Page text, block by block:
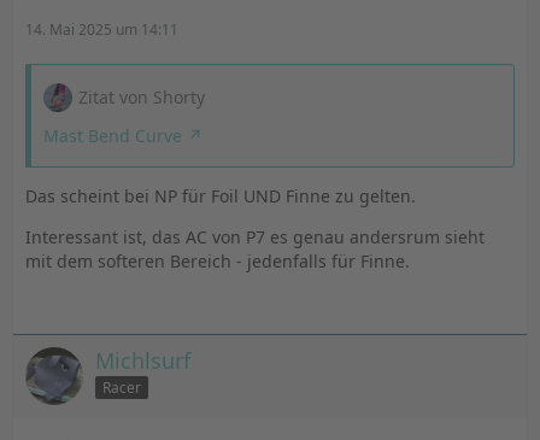
14. Mai 2025 um 14:11
Zitat von Shorty
Mast Bend Curve
Das scheint bei NP für Foil UND Finne zu gelten.
Interessant ist, das AC von P7 es genau andersrum sieht
mit dem softeren Bereich - jedenfalls für Finne.
Michlsurf
Racer